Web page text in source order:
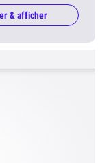
& afficher